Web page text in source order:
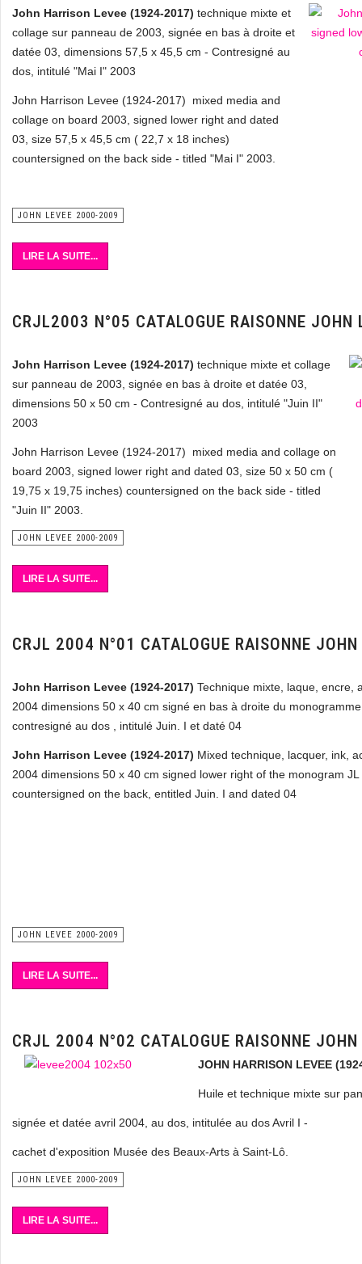
John Harrison Levee (1924-2017) technique mixte et
collage sur panneau de 2003, signée en bas à droite et
datée 03, dimensions 57,5 x 45,5 cm - Contresigné au
dos, intitulé "Mai I" 2003
John Harrison Levee (1924-2017) mixed media and
collage on board 2003, signed lower right and dated
03, size 57,5 x 45,5 cm ( 22,7 x 18 inches)
countersigned on the back side - titled "Mai I" 2003.
JOHN LEVEE 2000-2009
LIRE LA SUITE...
CRJL2003 N°05 CATALOGUE RAISONNE JOHN
John Harrison Levee (1924-2017) technique mixte et collage
sur panneau de 2003, signée en bas à droite et datée 03,
dimensions 50 x 50 cm - Contresigné au dos, intitulé "Juin II"
2003
John Harrison Levee (1924-2017) mixed media and collage on
board 2003, signed lower right and dated 03, size 50 x 50 cm (
19,75 x 19,75 inches) countersigned on the back side - titled
"Juin II" 2003.
JOHN LEVEE 2000-2009
LIRE LA SUITE...
CRJL 2004 N°01 CATALOGUE RAISONNE JOHN
John Harrison Levee (1924-2017) Technique mixte, laque, encre,
2004 dimensions 50 x 40 cm signé en bas à droite du
contresigné au dos , intitulé Juin. I et daté 04
John Harrison Levee (1924-2017) Mixed technique, lacquer, ink,
2004 dimensions 50 x 40 cm signed lower right of the monogram
countersigned on the back, entitled Juin.
I and dated 04
JOHN LEVEE 2000-2009
LIRE LA SUITE...
CRJL 2004 N°02 CATALOGUE RAISONNE JOHN
JOHN HARRISON LEVEE
Huile et technique mixte sur
signée et datée avril 2004, au dos, intitulée au dos Avril I -
cachet d'exposition Musée des Beaux-Arts à Saint-Lô.
JOHN LEVEE 2000-2009
LIRE LA SUITE...